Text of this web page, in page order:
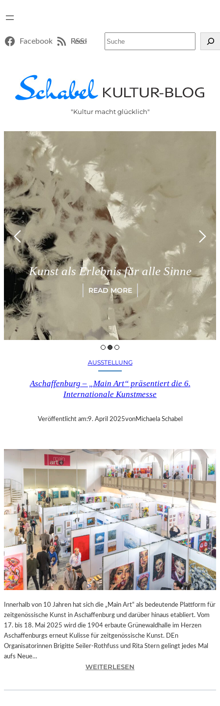
Facebook RSS-Feed
"Kultur macht glücklich"
Kunst als Erlebnis für alle Sinne
READ MORE
AUSSTELLUNG
Aschaffenburg – „Main Art“ präsentiert die 6.
Internationale Kunstmesse
Veröffentlicht am:9. April 2025vonMichaela Schabel
Innerhalb von 10 Jahren hat sich die „Main Art“ als bedeutende Plattform für
zeitgenössische Kunst in Aschaffenburg und darüber hinaus etabliert. Vom
17. bis 18. Mai 2025 wird die 1904 erbaute Grünewaldhalle im Herzen
Aschaffenburgs erneut Kulisse für zeitgenössische Kunst. DEn
Organisatorinnen Brigitte Seiler-Rothfuss und Rita Stern gelingt jedes Mal
aufs Neue…
WEITERLESEN